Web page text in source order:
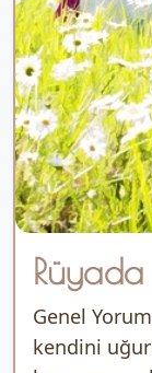
Genel
kendini